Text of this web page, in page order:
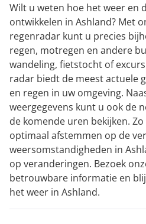
Wilt u weten hoe het weer en
ontwikkelen in Ashland? Met
regenradar kunt u precies
regen, motregen en andere
wandeling, fietstocht of
radar biedt de meest actuele
en regen in uw omgeving.
weergegevens kunt u ook de
de komende uren bekijken.
optimaal afstemmen op de
weersomstandigheden in
op veranderingen. Bezoek
betrouwbare informatie en
het weer in Ashland.